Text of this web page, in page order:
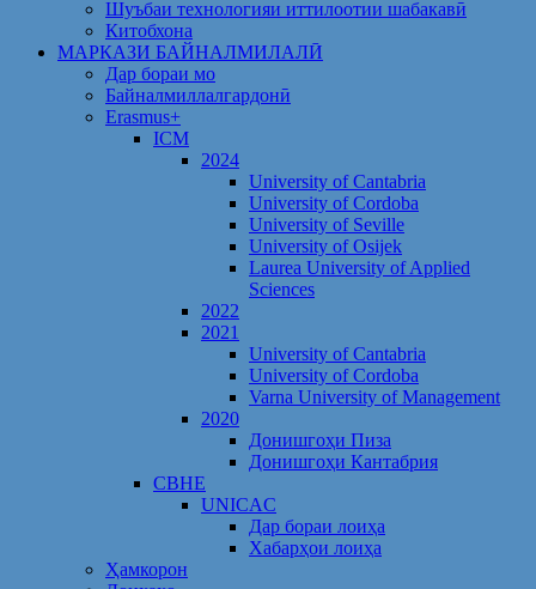
Шуъбаи технологияи иттилоотии шабакавӣ
Китобхона
МАРКАЗИ БАЙНАЛМИЛАЛӢ
Дар бораи мо
Байналмиллалгардонӣ
Erasmus+
ICM
2024
University of Cantabria
University of Cordoba
University of Seville
University of Osijek
Laurea University of Applied
Sciences
2022
2021
University of Cantabria
University of Cordoba
Varna University of Management
2020
Донишгоҳи Пиза
Донишгоҳи Кантабрия
CBHE
UNICAC
Дар бораи лоиҳа
Хабарҳои лоиҳа
Ҳамкорон